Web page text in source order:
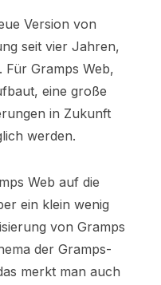
Version von
seit vier Jahren,
Gramps Web,
eine große
in Zukunft
werden.
Web auf die
ein klein wenig
von Gramps
der Gramps-
merkt man auch